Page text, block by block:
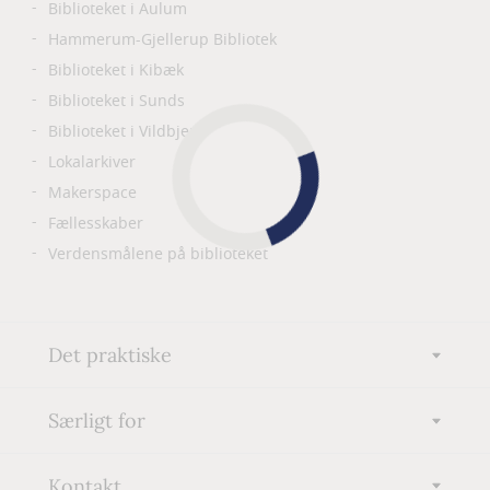
Biblioteket i Aulum
Hammerum-Gjellerup Bibliotek
Biblioteket i Kibæk
Biblioteket i Sunds
Biblioteket i Vildbjerg
Lokalarkiver
Makerspace
Fællesskaber
Verdensmålene på biblioteket
Det praktiske
Særligt for